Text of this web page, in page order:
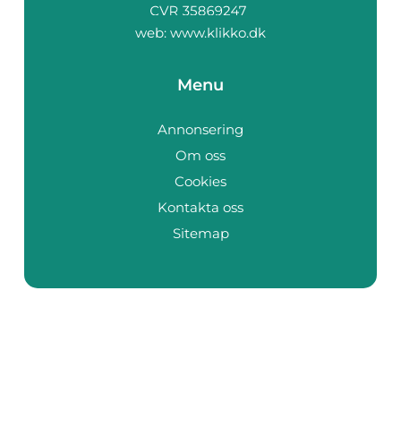
web: www.klikko.dk
Menu
Annonsering
Om oss
Cookies
Kontakta oss
Sitemap